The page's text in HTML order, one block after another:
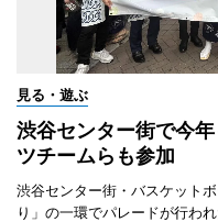
見る・遊ぶ
渋谷センター街で今
ツチームらも参加
渋谷センター街・バスケット
り」の一環でパレードが行われ